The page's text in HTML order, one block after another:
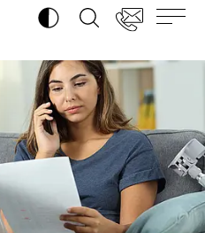
SUCHE ÖFFNEN